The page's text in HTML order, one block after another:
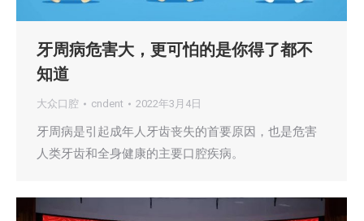
牙周病危害大，更可怕的是你得了都不
知道
大众口腔 cndent 2022年3月4日
牙周病是引起成年人牙齿丧失的首要原因，也是危害
人类牙齿和全身健康的主要口腔疾病。